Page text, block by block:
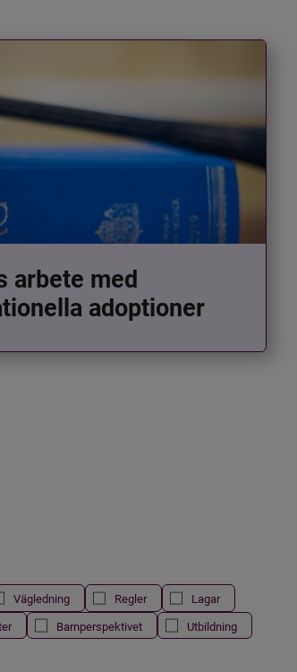
arbete med
adoptioner
Vägledning Regler
Lagar
Barnperspektivet
Utbildning